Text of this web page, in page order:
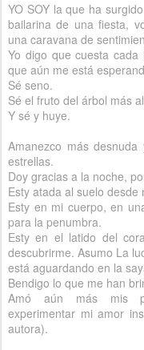
YO SOY la que ha
bailarina de una fiesta,
una caravana de
Yo digo que cuesta
que aún me está
Sé seno.
Sé el fruto del árbol más
Y sé y huye.
Amanezco más
estrellas.
Doy gracias a la noche,
Esty atada al suelo desde
Esty en mi cuerpo, en
para la penumbra.
Esty en el latido del
descubrirme. Asumo La
está aguardando en la
Bendigo lo que me han
Amó aún más mis
experimentar mi amor
autora).